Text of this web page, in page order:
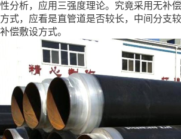
性分析，应用三强度理论。究竟采用无补
方式，应看是直管道是否较长，中间分支
补偿敷设方式。